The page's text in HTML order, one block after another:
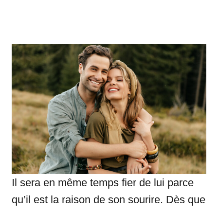
Il sera en même temps fier de lui parce
qu’il est la raison de son sourire. Dès que